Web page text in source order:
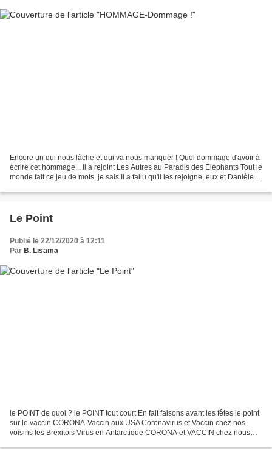
Encore un qui nous lâche et qui va nous manquer ! Quel dommage d'avoir à
écrire cet hommage... Il a rejoint Les Autres au Paradis des Eléphants Tout le
monde fait ce jeu de mots, je sais Il a fallu qu'il les rejoigne, eux et Danièle
Le Point
Publié le 22/12/2020 à 12:11
Par B. Lisama
le POINT de quoi ? le POINT tout court En fait faisons avant les fêtes le point
sur le vaccin CORONA-Vaccin aux USA Coronavirus et Vaccin chez nos
voisins les Brexitois Virus en Antarctique CORONA et VACCIN chez nous